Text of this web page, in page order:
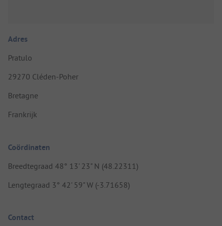
Adres
Pratulo
29270 Cléden-Poher
Bretagne
Frankrijk
Coördinaten
Breedtegraad 48° 13' 23" N (48.22311)
Lengtegraad 3° 42' 59" W (-3.71658)
Contact